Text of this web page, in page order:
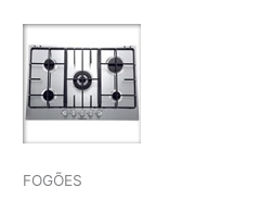
FOGÕES